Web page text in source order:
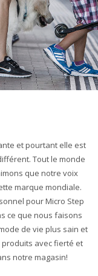
et pourtant elle est
Tout le monde
que notre voix
marque mondiale.
pour Micro Step
ce que nous faisons
de vie plus sain et
avec fierté et
notre magasin!